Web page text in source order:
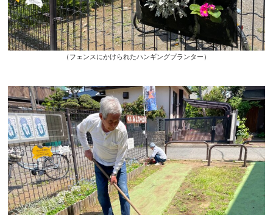
（フェンスにかけられたハンギングプランター）